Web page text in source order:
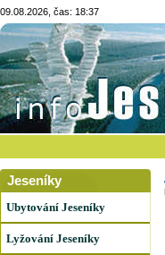
09.08.2026, čas: 18:37
Jeseníky
Ubytování Jeseníky
Lyžování Jeseníky